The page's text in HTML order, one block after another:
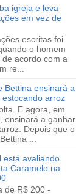
igreja e leva
em vez de
escritas foi
o homem
acordo com a
re...
Bettina ensinará a
arroz
E agora, em
ensinará a ganhar
Depois que o
...
está avaliando
Caramelo na
de R$ 200 -